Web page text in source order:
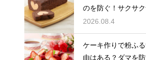
のを防ぐ！サクサク
技
2026.08.4
ケーキ作りで粉ふ
由はある？ダマを防